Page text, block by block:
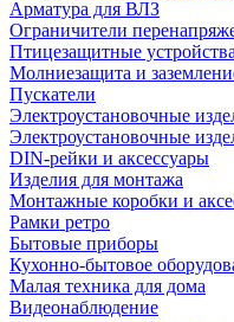
Арматура для ВЛЗ
Ограничители
Птицезащитные устройства
Молниезащита и
Пускатели
Электроустановочные
Электроустановочные
DIN-рейки и аксессуары
Изделия для монтажа
Монтажные коробки и
Рамки ретро
Бытовые приборы
Кухонно-бытовое
Малая техника для дома
Видеонаблюдение